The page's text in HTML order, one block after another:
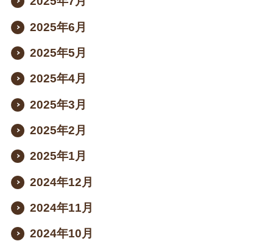
2025年6月
2025年5月
2025年4月
2025年3月
2025年2月
2025年1月
2024年12月
2024年11月
2024年10月